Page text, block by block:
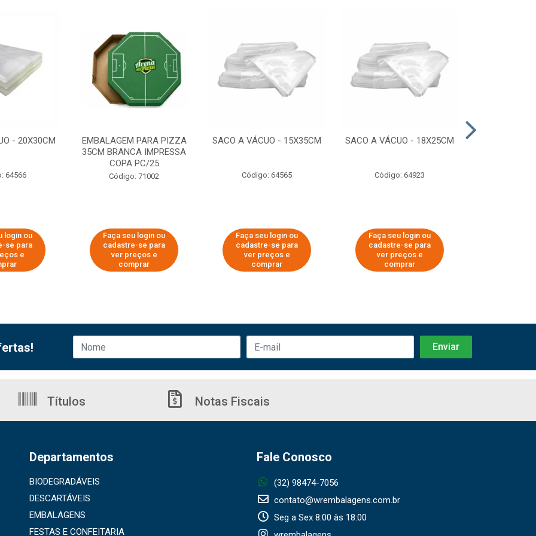
- 20X30CM
64566
login ou
se para
e
EMBALAGEM PARA PIZZA
35CM BRANCA IMPRESSA
COPA PC/25
Código: 71002
Faça seu login ou
cadastre-se para
ver preços e
comprar
SACO A VÁCUO - 15X35CM
Código: 64565
Faça seu login ou
cadastre-se para
ver preços e
comprar
SACO A VÁCUO - 18X25CM
Código: 64923
Faça seu login ou
cadastre-se para
ver preços e
comprar
Títulos Notas Fiscais
Departamentos
BIODEGRADÁVEIS
DESCARTÁVEIS
EMBALAGENS
FESTAS E CONFEITARIA
Fale Conosco
(32) 98474-7056
contato@wrembalagens.com.br
Seg a Sex 8:00 às 18:00